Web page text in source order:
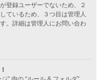
登録ユーザーでないため、２
ているため、３つ目は管理人
。詳細は管理人にお問い合わ